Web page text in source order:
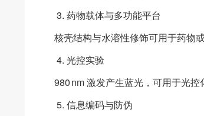
3. 药物载体与多功能平台
核壳结构与水溶性修饰可用于药物
4. 光控实验
980 nm 激发产生蓝光，可用于光控
5. 信息编码与防伪